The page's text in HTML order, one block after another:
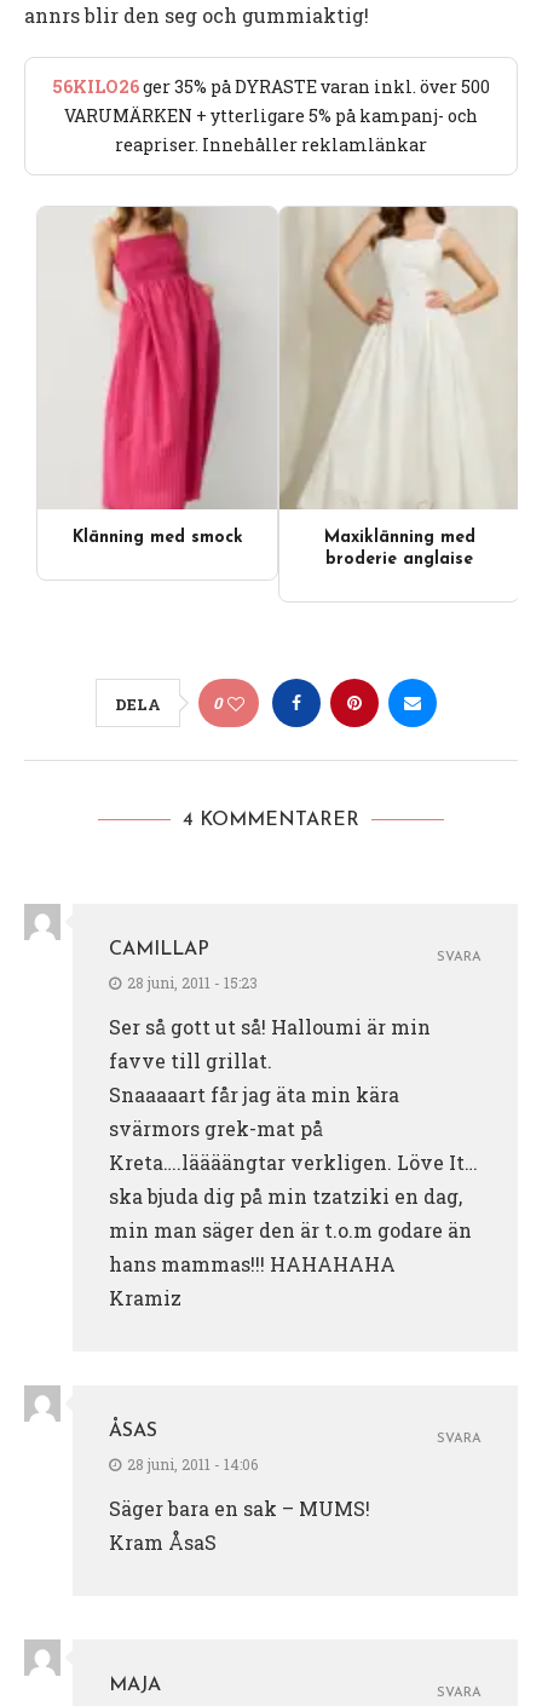
annrs blir den seg och gummiaktig!
56KILO26ger 35% på DYRASTE varan inkl. över 500
VARUMÄRKEN + ytterligare 5% på kampanj- och
reapriser. Innehåller reklamlänkar
Klänning med smock
Maxiklänning med
broderie anglaise
DELA 0
4 KOMMENTARER
CAMILLAP
28 juni, 2011 - 15:23
Ser så gott ut så! Halloumi är min
favve till grillat.
Snaaaaart får jag äta min kära
svärmors grek-mat på
Kreta….läääängtar verkligen. Löve It…
ska bjuda dig på min tzatziki en dag,
min man säger den är t.o.m godare än
hans mammas!!! HAHAHAHA
Kramiz
SVARA
ÅSAS
28 juni, 2011 - 14:06
Säger bara en sak – MUMS!
Kram ÅsaS
SVARA
MAJA SVARA